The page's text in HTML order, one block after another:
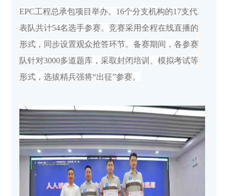
EPC工程总承包项目举办。 16个分支机构的17支代
表队共计54名选手参赛。竞赛采用全程在线直播的
形式，同步设置观众抢答环节。备赛期间，各参赛
队针对3000多道题库，采取封闭培训、模拟考试等
形式，选拔精兵强将“出征”参赛。